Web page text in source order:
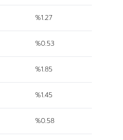
%1.27
%0.53
%1.85
%1.45
%0.58